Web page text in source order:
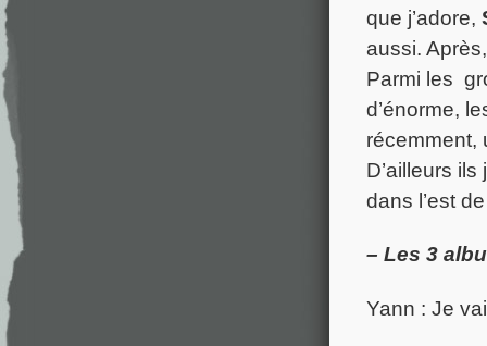
que j’adore,
aussi.
Parmi les
d’énorme,
récemment,
D’ailleurs
dans l’est
– Les 3
Yann : Je